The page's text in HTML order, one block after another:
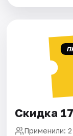
Скидка
Применили: 2